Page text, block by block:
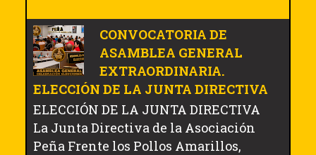
CONVOCATORIA DE
ASAMBLEA GENERAL
EXTRAORDINARIA.
ELECCIÓN DE LA JUNTA DIRECTIVA
ELECCIÓN DE LA JUNTA DIRECTIVA
La Junta Directiva de la Asociación
Peña Frente los Pollos Amarillos,